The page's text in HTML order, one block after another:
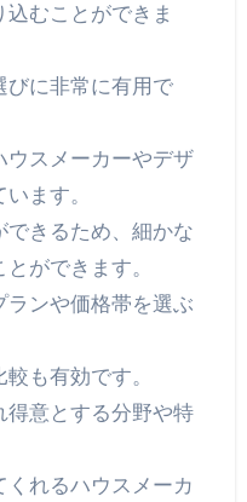
むことができま
びに非常に有用で
ウスメーカーやデザ
ます。
できるため、細かな
ができます。
ランや価格帯を選ぶ
も有効です。
得意とする分野や特
れるハウスメーカ